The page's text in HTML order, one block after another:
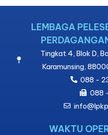
LEMBAGA
Tingkat 4, Blok D,
Karamunsing,
088 -
088
WAKTU